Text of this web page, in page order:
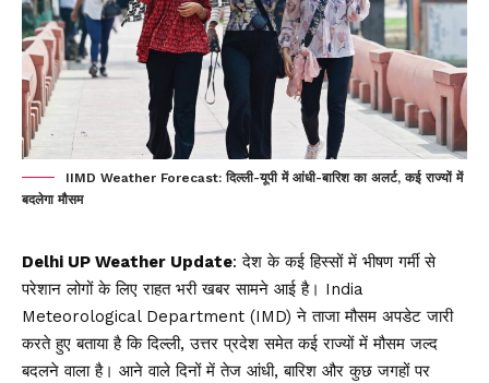
IIMD Weather Forecast: दिल्ली-यूपी में आंधी-बारिश का अलर्ट, कई राज्यों में
बदलेगा मौसम
Delhi UP Weather Update: देश के कई हिस्सों में भीषण गर्मी से
परेशान लोगों के लिए राहत भरी खबर सामने आई है। India
Meteorological Department (IMD) ने ताजा मौसम अपडेट जारी
करते हुए बताया है कि दिल्ली, उत्तर प्रदेश समेत कई राज्यों में मौसम जल्द
बदलने वाला है। आने वाले दिनों में तेज आंधी, बारिश और कुछ जगहों पर